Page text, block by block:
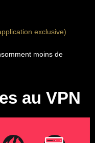
exclusive)
moins de
au VPN